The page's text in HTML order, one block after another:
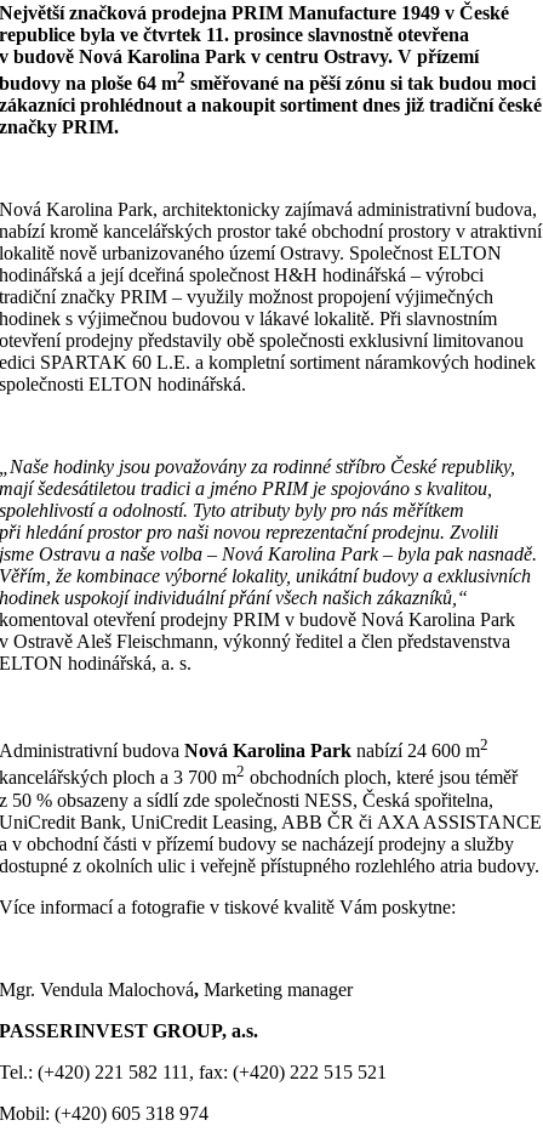
Největší značková prodejna PRIM Manufacture 1949 v České
republice byla ve čtvrtek 11. prosince slavnostně otevřena
v budově Nová Karolina Park v centru Ostravy. V přízemí
budovy na ploše 64 m2 směřované na pěší zónu si tak budou moci
zákazníci prohlédnout a nakoupit sortiment dnes již tradiční české
značky PRIM.
Nová Karolina Park, architektonicky zajímavá administrativní budova,
nabízí kromě kancelářských prostor také obchodní prostory v atraktivní
lokalitě nově urbanizovaného území Ostravy. Společnost ELTON
hodinářská a její dceřiná společnost H&H hodinářská – výrobci
tradiční značky PRIM – využily možnost propojení výjimečných
hodinek s výjimečnou budovou v lákavé lokalitě. Při slavnostním
otevření prodejny představily obě společnosti exklusivní limitovanou
edici SPARTAK 60 L.E. a kompletní sortiment náramkových hodinek
společnosti ELTON hodinářská.
„Naše hodinky jsou považovány za rodinné stříbro České republiky,
mají šedesátiletou tradici a jméno PRIM je spojováno s kvalitou,
spolehlivostí a odolností. Tyto atributy byly pro nás měřítkem
při hledání prostor pro naši novou reprezentační prodejnu. Zvolili
jsme Ostravu a naše volba – Nová Karolina Park – byla pak nasnadě.
Věřím, že kombinace výborné lokality, unikátní budovy a exklusivních
hodinek uspokojí individuální přání všech našich zákazníků,“
komentoval otevření prodejny PRIM v budově Nová Karolina Park
v Ostravě Aleš Fleischmann, výkonný ředitel a člen představenstva
ELTON hodinářská, a. s.
Administrativní budovaNová Karolina Park nabízí 24 600 m2
kancelářských ploch a 3 700 m2 obchodních ploch, které jsou téměř
z 50 % obsazeny a sídlí zde společnosti NESS, Česká spořitelna,
UniCredit Bank, UniCredit Leasing, ABB ČR či AXA ASSISTANCE
a v obchodní části v přízemí budovy se nacházejí prodejny a služby
dostupné z okolních ulic i veřejně přístupného rozlehlého atria budovy.
Více informací a fotografie v tiskové kvalitě Vám poskytne:
Mgr. Vendula Malochová,Marketing manager
PASSERINVEST GROUP, a.s.
Tel.: (+420) 221 582 111, fax: (+420) 222 515 521
Mobil: (+420) 605 318 974